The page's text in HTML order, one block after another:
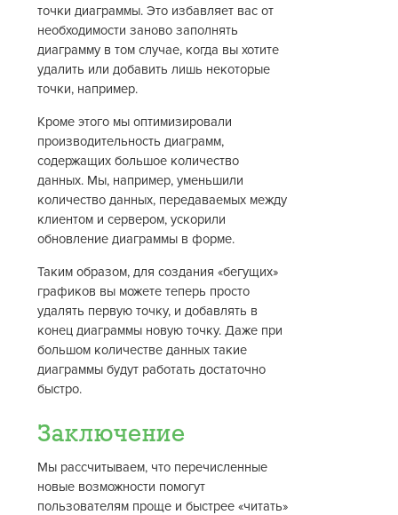
точки диаграммы. Это избавляет вас от
необходимости заново заполнять
диаграмму в том случае, когда вы хотите
удалить или добавить лишь некоторые
точки, например.
Кроме этого мы оптимизировали
производительность диаграмм,
содержащих большое количество
данных. Мы, например, уменьшили
количество данных, передаваемых между
клиентом и сервером, ускорили
обновление диаграммы в форме.
Таким образом, для создания «бегущих»
графиков вы можете теперь просто
удалять первую точку, и добавлять в
конец диаграммы новую точку. Даже при
большом количестве данных такие
диаграммы будут работать достаточно
быстро.
Заключение
Мы рассчитываем, что перечисленные
новые возможности помогут
пользователям проще и быстрее «читать»